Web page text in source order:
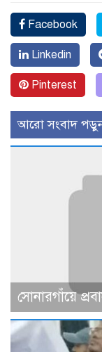
Facebook
Linkedin
Pinterest
আরো সংবাদ
সোনারগাঁয়ে